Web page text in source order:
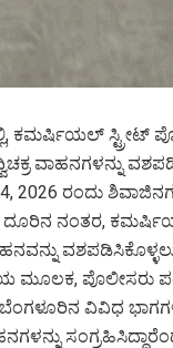
ಕಮರ್ಷಿಯಲ್ ಸ್ಟ್ರೀಟ್
ವಾಹನಗಳನ್ನು
2026 ರಂದು
ನಂತರ,
ಮೂಲಕ,
ವಿವಿಧ